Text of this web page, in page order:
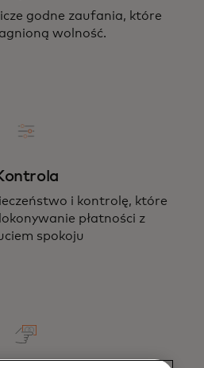
godne zaufania, które
wolność.
i kontrolę, które
płatności z
spokoju